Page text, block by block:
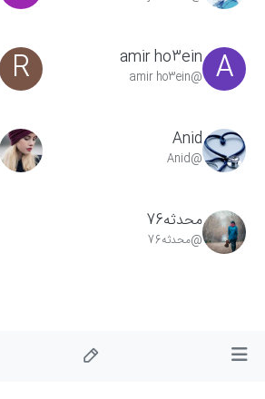
A
amir ho3ein
@amir ho3ein
R
Anid
@Anid
محدثه76
@محدثه76